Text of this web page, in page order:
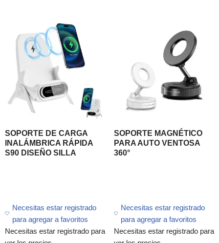
SOPORTE DE CARGA
INALÁMBRICA RÁPIDA
S90 DISEÑO SILLA
Necesitas estar registrado
para agregar a favoritos
Necesitas estar registrado para
SOPORTE MAGNÉTICO
PARA AUTO VENTOSA
360°
Necesitas estar registrado
para agregar a favoritos
Necesitas estar registrado para